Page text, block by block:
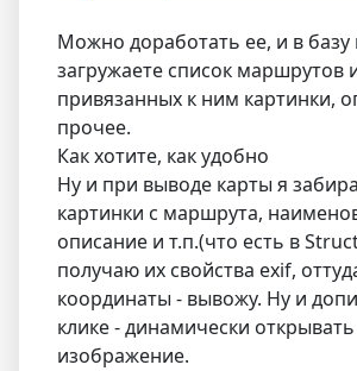
Можно доработать ее, и в базу
загружаете список маршрутов
привязанных к ним картинки,
прочее.
Как хотите, как удобно
Ну и при выводе карты я
картинки с маршрута,
описание и т.п.(что есть в
получаю их свойства exif,
координаты - вывожу. Ну и
клике - динамически открывать
изображение.